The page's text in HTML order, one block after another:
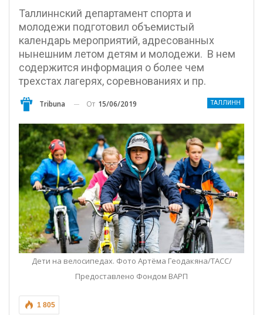
Таллиннский департамент спорта и
молодежи подготовил объемистый
календарь мероприятий, адресованных
нынешним летом детям и молодежи. В нем
содержится информация о более чем
трехстах лагерях, соревнованиях и пр.
ТАЛЛИНН
Tribuna От 15/06/2019
Дети на велосипедах. Фото Артёма Геодакяна/ТАСС/
Предоставлено Фондом ВАРП
1 805